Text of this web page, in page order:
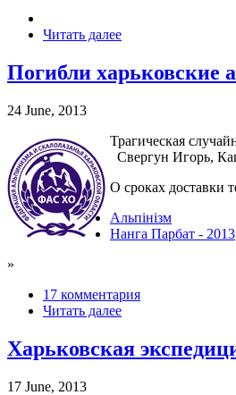
Читать далее
Погибли харьковские
24 June, 2013
Трагическая
Свергун Игорь,
О сроках доставки
Альпінізм
Нанга Парбат - 2013
»
17 комментария
Читать далее
Харьковская
17 June, 2013